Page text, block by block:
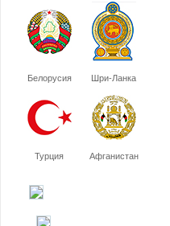
Белорусия Шри-Ланка
Турция Афганистан